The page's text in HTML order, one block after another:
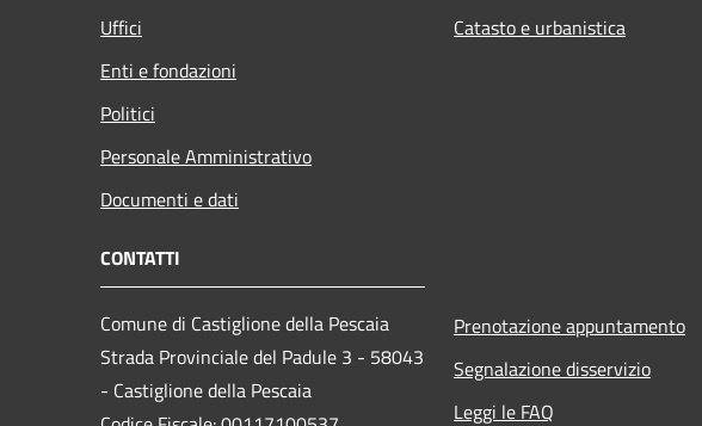
Uffici
Enti e fondazioni
Politici
Personale Amministrativo
Documenti e dati
Catasto e urbanistica
CONTATTI
Comune di Castiglione della Pescaia
Strada Provinciale del Padule 3 - 58043
- Castiglione della Pescaia
Prenotazione appuntamento
Segnalazione disservizio
Leggi le FAQ